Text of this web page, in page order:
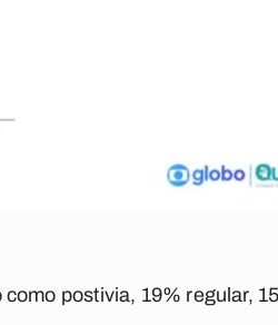
postivia, 19% regular,